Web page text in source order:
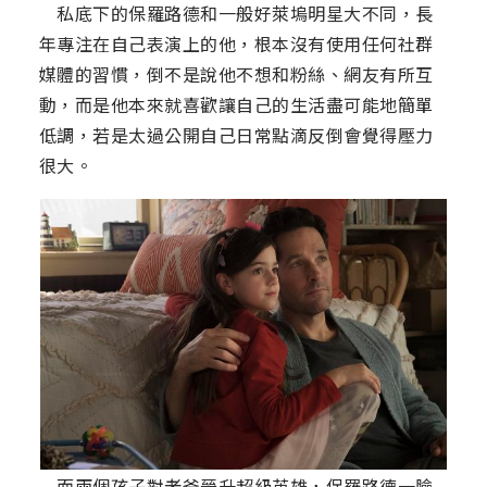
私底下的保羅路德和一般好萊塢明星大不同，長
年專注在自己表演上的他，根本沒有使用任何社群
媒體的習慣，倒不是說他不想和粉絲、網友有所互
動，而是他本來就喜歡讓自己的生活盡可能地簡單
低調，若是太過公開自己日常點滴反倒會覺得壓力
很大。